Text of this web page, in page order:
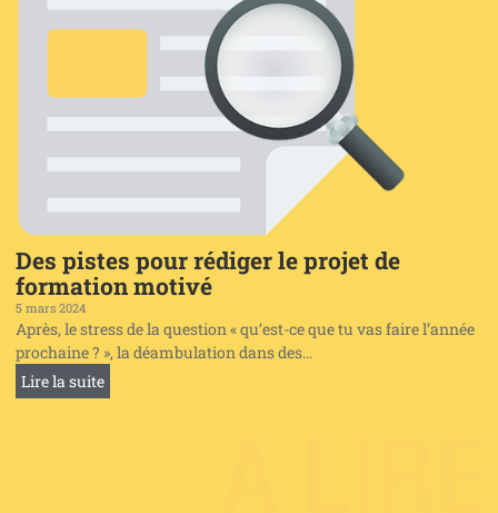
Des pistes pour rédiger le projet de
formation motivé
5 mars 2024
Après, le stress de la question « qu’est-ce que tu vas faire l’année
prochaine ? », la déambulation dans des...
Lire la suite